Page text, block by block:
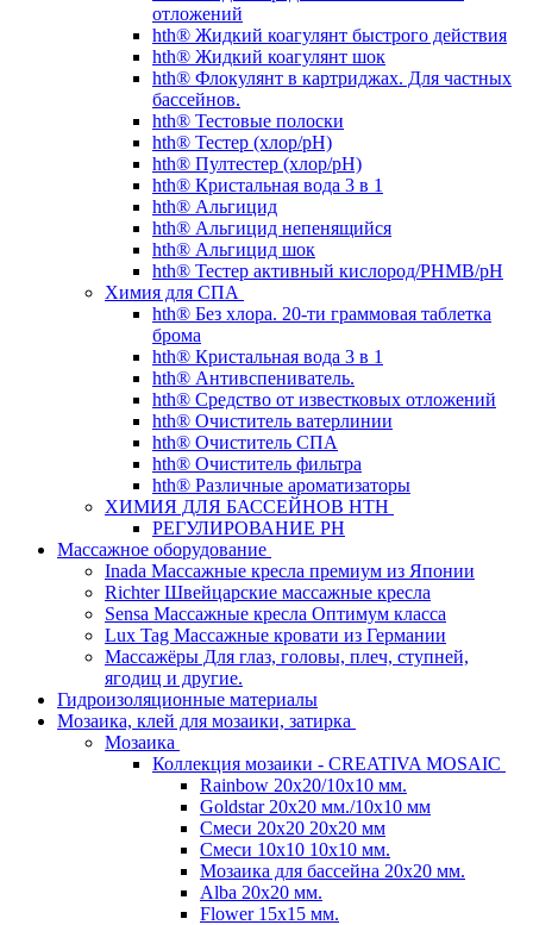
отложений
hth® Жидкий коагулянт быстрого действия
hth® Жидкий коагулянт шок
hth® Флокулянт в картриджах. Для частных
бассейнов.
hth® Тестовые полоски
hth® Тестер (хлор/pH)
hth® Пултестер (хлор/pH)
hth® Кристальная вода 3 в 1
hth® Альгицид
hth® Альгицид непенящийся
hth® Альгицид шок
hth® Тестер активный кислород/PHMB/pH
Химия для СПА
hth® Без хлора. 20-ти граммовая таблетка
брома
hth® Кристальная вода 3 в 1
hth® Антивспениватель.
hth® Средство от известковых отложений
hth® Очиститель ватерлинии
hth® Очиститель СПА
hth® Очиститель фильтра
hth® Различные ароматизаторы
ХИМИЯ ДЛЯ БАССЕЙНОВ HTH
РЕГУЛИРОВАНИЕ PH
Массажное оборудование
Inada Массажные кресла премиум из Японии
Richter Швейцарские массажные кресла
Sensа Массажные кресла Оптимум класса
Lux Tag Массажные кровати из Германии
Массажёры Для глаз, головы, плеч, ступней,
ягодиц и другие.
Гидроизоляционные материалы
Мозаика, клей для мозаики, затирка
Мозаика
Коллекция мозаики - CREATIVA MOSAIC
Rainbow 20x20/10х10 мм.
Goldstar 20х20 мм./10х10 мм
Смеси 20х20 20х20 мм
Смеси 10х10 10x10 мм.
Мозаика для бассейна 20x20 мм.
Alba 20x20 мм.
Flower 15x15 мм.